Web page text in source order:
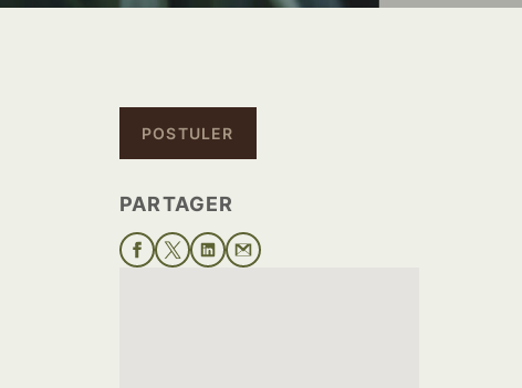
POSTULER
PARTAGER